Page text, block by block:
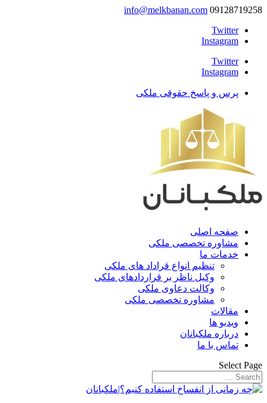
09128719258
info@melkbanan.com
Twitter
Instagram
Twitter
Instagram
پرس و پاسخ حقوقی ملکی
صفحه اصلی
مشاوره تخصصی ملکی
خدمات ما
تنظیم انواع قراداد های ملکی
وکیل ناظر بر قراردادهای ملکی
وکالت دعاوی ملکی
مشاوره تخصصی ملکی
مقالات
ویدیو ها
درباره ملکبانان
تماس با ما
Select Page